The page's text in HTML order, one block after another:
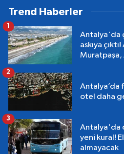
Trend Haberler
Antalya'da
askıya
Muratpaşa,
1
Antalya’da
otel daha
2
Antalya'da
yeni kural!
almayacak
3